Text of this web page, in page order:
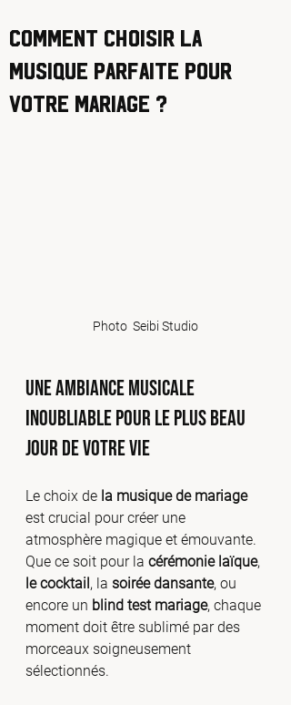
Comment choisir la
musique parfaite pour
votre mariage ?
Photo  Seibi Studio
Une ambiance musicale
inoubliable pour le plus beau
jour de votre vie
Le choix de la musique de mariage
est crucial pour créer une
atmosphère magique et émouvante.
Que ce soit pour la cérémonie laïque,
le cocktail, la soirée dansante, ou
encore un blind test mariage, chaque
moment doit être sublimé par des
morceaux soigneusement
sélectionnés.